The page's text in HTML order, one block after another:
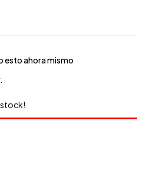
esto ahora mismo
stock!